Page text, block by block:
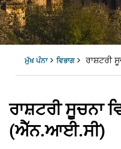
ਮੁੱਖ ਪੰਨਾ ਵਿਭਾਗ ਰਾਸ਼ਟਰੀ
ਰਾਸ਼ਟਰੀ ਸੂਚਨਾ
(ਐੱਨ.ਆਈ.ਸੀ)